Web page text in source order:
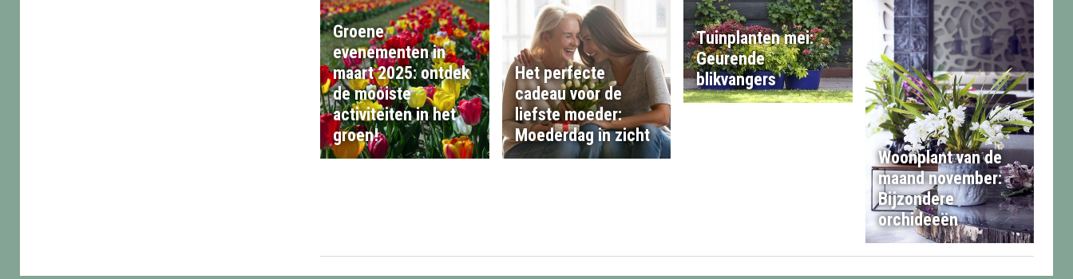
Groene
evenementen in
maart 2025: ontdek
de mooiste
activiteiten in het
groen!
Het perfecte
cadeau voor de
liefste moeder:
Moederdag in zicht
Tuinplanten mei:
Geurende
blikvangers
Woonplant van de
maand november:
Bijzondere
orchideeën